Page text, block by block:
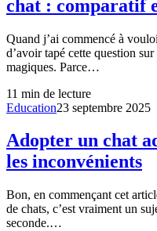
chat : comparatif
Quand j’ai commencé à
d’avoir tapé cette question
magiques. Parce…
11 min de lecture
Education23 septembre 2025
Adopter un chat
les inconvénients
Bon, en commençant cet
de chats, c’est vraiment un
seconde.…